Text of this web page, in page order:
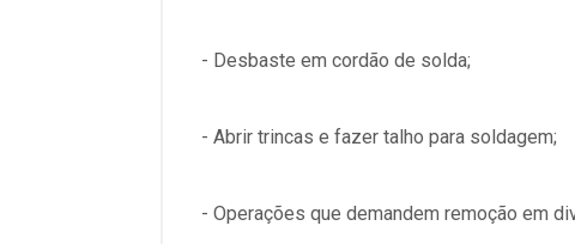
- Desbaste em cordão de solda;
- Abrir trincas e fazer talho para soldagem;
- Operações que demandem remoção em